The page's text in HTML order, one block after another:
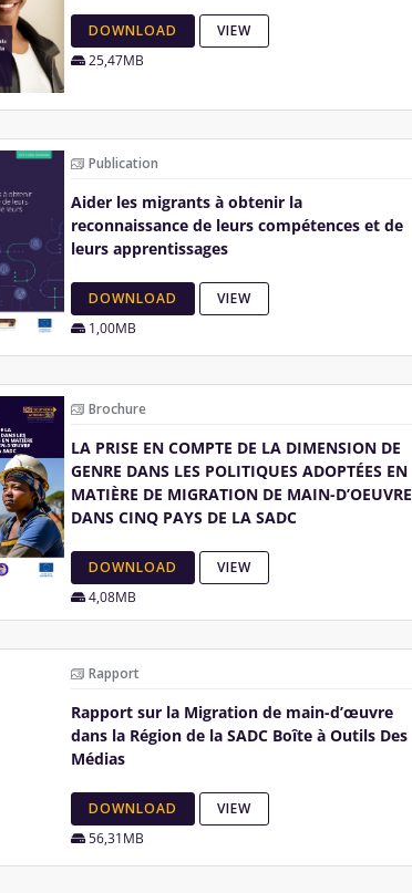
DOWNLOAD VIEW
25,47MB
Publication
Aider les migrants à obtenir la
reconnaissance de leurs compétences et de
leurs apprentissages
DOWNLOAD VIEW
1,00MB
Brochure
LA PRISE EN COMPTE DE LA DIMENSION DE
GENRE DANS LES POLITIQUES ADOPTÉES EN
MATIÈRE DE MIGRATION DE MAIN-D’OEUVRE
DANS CINQ PAYS DE LA SADC
DOWNLOAD VIEW
4,08MB
Rapport
Rapport sur la Migration de main-d’œuvre
dans la Région de la SADC Boîte à Outils Des
Médias
DOWNLOAD VIEW
56,31MB